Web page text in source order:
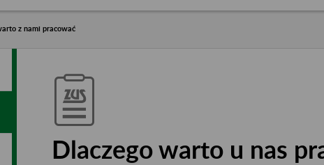
z nami pracować
Dlaczego warto u nas